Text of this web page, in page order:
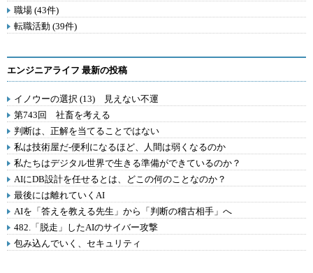
職場 (43件)
転職活動 (39件)
エンジニアライフ 最新の投稿
イノウーの選択 (13) 見えない不運
第743回 社畜を考える
判断は、正解を当てることではない
私は技術屋だ-便利になるほど、人間は弱くなるのか
私たちはデジタル世界で生きる準備ができているのか？
AIにDB設計を任せるとは、どこの何のことなのか？
最後には離れていくAI
AIを「答えを教える先生」から「判断の稽古相手」へ
482.「脱走」したAIのサイバー攻撃
包み込んでいく、セキュリティ